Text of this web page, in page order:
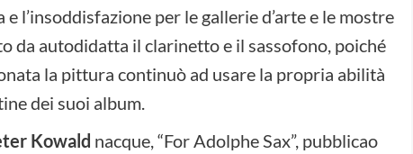
l’insoddisfazione per le gallerie d’arte e le mostre
da autodidatta il clarinetto e il sassofono, poiché
la pittura continuò ad usare la propria abilità
dei suoi album.
Kowald nacque, “For Adolphe Sax”, pubblicao